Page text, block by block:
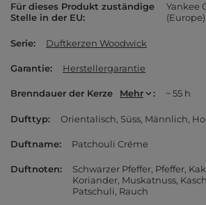
Für dieses Produkt zuständige
Stelle in der EU
Yankee
Serie Duftkerzen Woodwick
Garantie Herstellergarantie
Brenndauer der Kerze Mehr ~ 55 h
Dufttyp Orientalisch Süss Männlich
Duftname Patchouli Créme
Duftnoten Schwarzer Pfeffer Pfeffer
Koriander Muskatnuss
Patschuli Rauch